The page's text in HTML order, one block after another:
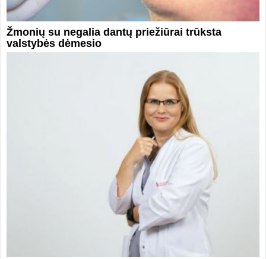
Žmonių su negalia dantų priežiūrai trūksta
valstybės dėmesio